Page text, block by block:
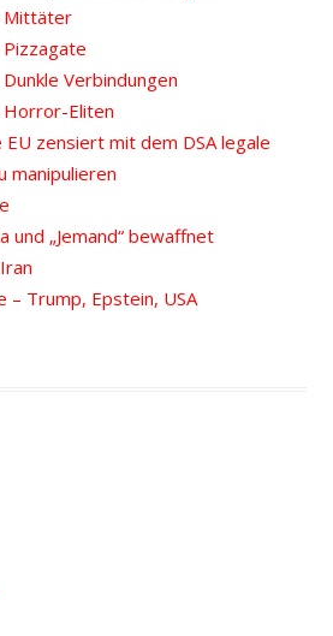
Mittäter
Verbindungen
Eliten
EU zensiert mit dem DSA legale
manipulieren
und „Jemand“ bewaffnet
– Trump, Epstein, USA